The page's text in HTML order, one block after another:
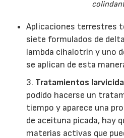
Aplicaciones terrestres
siete formulados de
lambda cihalotrín y uno
se aplican de esta
3. Tratamientos
podido hacerse un
tiempo y aparece una
de aceituna picada, hay
materias activas que